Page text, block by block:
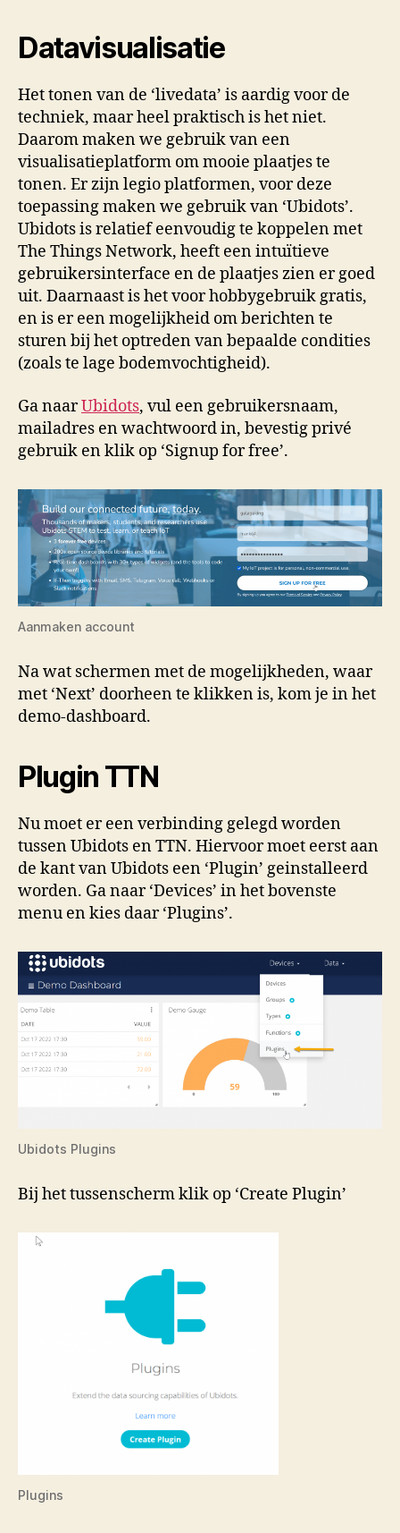
Datavisualisatie
Het tonen van de ‘livedata’ is aardig voor de
techniek, maar heel praktisch is het niet.
Daarom maken we gebruik van een
visualisatieplatform om mooie plaatjes te
tonen. Er zijn legio platformen, voor deze
toepassing maken we gebruik van ‘Ubidots’.
Ubidots is relatief eenvoudig te koppelen met
The Things Network, heeft een intuïtieve
gebruikersinterface en de plaatjes zien er goed
uit. Daarnaast is het voor hobbygebruik gratis,
en is er een mogelijkheid om berichten te
sturen bij het optreden van bepaalde condities
(zoals te lage bodemvochtigheid).
Ga naarUbidots, vul een gebruikersnaam,
mailadres en wachtwoord in, bevestig privé
gebruik en klik op ‘Signup for free’.
Aanmaken account
Na wat schermen met de mogelijkheden, waar
met ‘Next’ doorheen te klikken is, kom je in het
demo-dashboard.
Plugin TTN
Nu moet er een verbinding gelegd worden
tussen Ubidots en TTN. Hiervoor moet eerst aan
de kant van Ubidots een ‘Plugin’ geinstalleerd
worden. Ga naar ‘Devices’ in het bovenste
menu en kies daar ‘Plugins’.
Ubidots Plugins
Bij het tussenscherm klik op ‘Create Plugin’
Plugins